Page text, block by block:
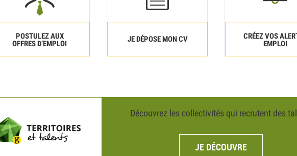
POSTULEZ AUX
OFFRES D’EMPLOI
JE DÉPOSE MON CV
CRÉEZ VOS
EMPLOI
Découvrez les collectivités qui recrutent des
JE DÉCOUVRE